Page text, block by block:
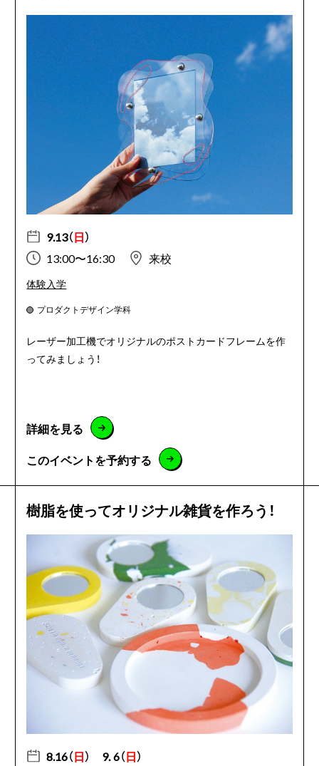
9.13（日）
13:00〜16:30
来校
体験入学
プロダクトデザイン学科
レーザー加工機でオリジナルのポストカードフレームを作
ってみましょう！
詳細を見る
このイベントを予約する
樹脂を使ってオリジナル雑貨を作ろう！
8.16（日） 9. 6（日）